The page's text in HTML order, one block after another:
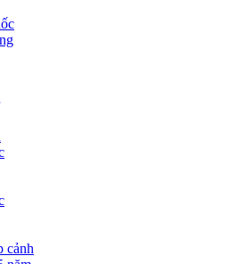
cảnh